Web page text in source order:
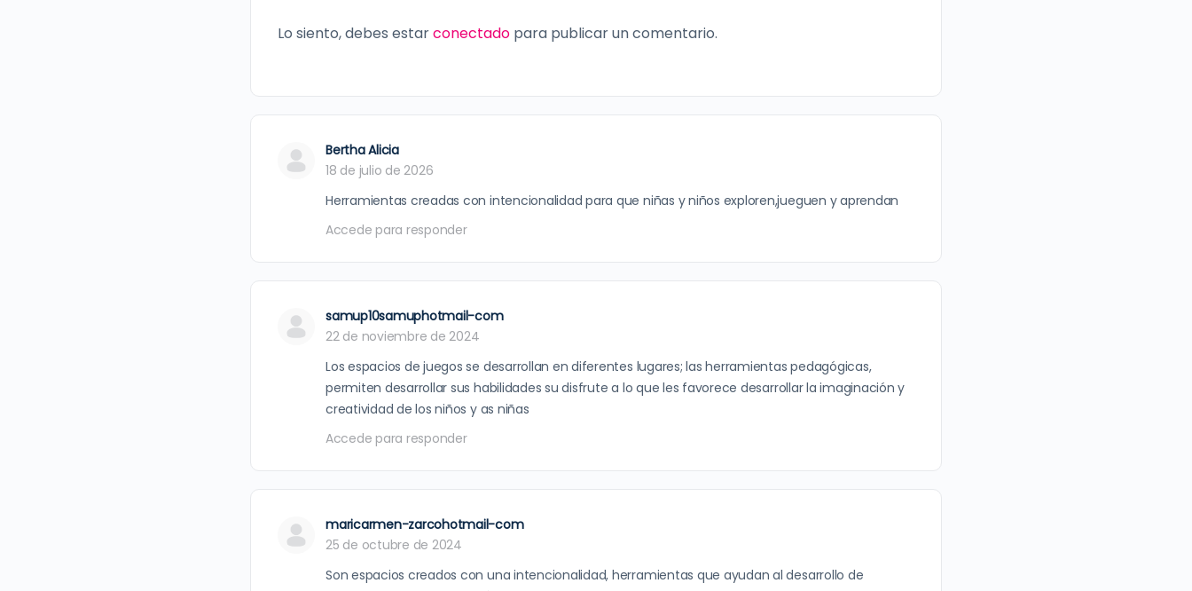
Lo siento, debes estarconectado para publicar un comentario.
Bertha Alicia
18 de julio de 2026
Herramientas creadas con intencionalidad para que niñas y niños exploren,jueguen y aprendan
Accede para responder
samup10samuphotmail-com
22 de noviembre de 2024
Los espacios de juegos se desarrollan en diferentes lugares; las herramientas pedagógicas,
permiten desarrollar sus habilidades su disfrute a lo que les favorece desarrollar la imaginación y
creatividad de los niños y as niñas
Accede para responder
maricarmen-zarcohotmail-com
25 de octubre de 2024
Son espacios creados con una intencionalidad, herramientas que ayudan al desarrollo de